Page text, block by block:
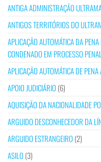
ANTIGA ADMINISTRAÇÃO
ANTIGOS TERRITÓRIOS DO
APLICAÇÃO AUTOMÁTICA DA
CONDENADO EM PROCESSO PENAL
APLICAÇÃO AUTOMÁTICA DE PENA
APOIO JUDICIÁRIO (6)
AQUISIÇÃO DA NACIONALIDADE
ARGUIDO DESCONHECEDOR DA
ARGUIDO ESTRANGEIRO (2)
ASILO (3)